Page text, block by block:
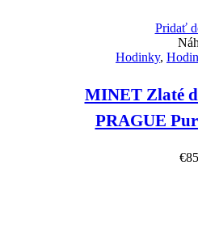
Pridať
Hodinky,
MINET Zlaté
PRAGUE
€